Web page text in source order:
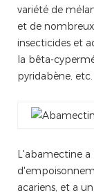
variété de
et de
insecticides et
la bêta-
pyridabène, etc.
L'abamectine
acariens, et a